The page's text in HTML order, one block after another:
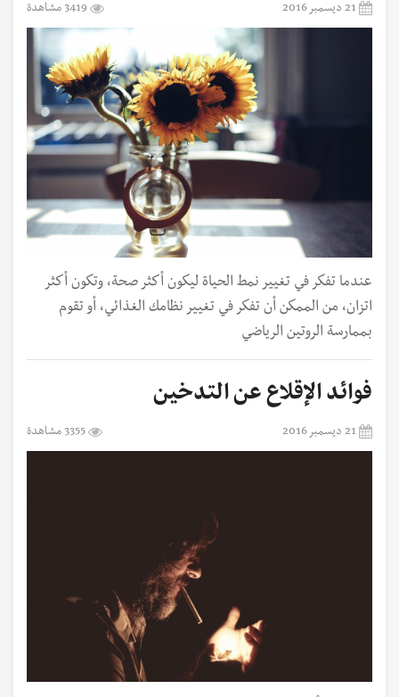
21 ديسمبر 2016 3419 مشاهدة
عندما تفكر في تغيير نمط الحياة ليكون أكثر صحة، وتكون أكثر
اتزان، من الممكن أن تفكر في تغيير نظامك الغذائي، أو تقوم
بممارسة الروتين الرياضي
فوائد الإقلاع عن التدخين
21 ديسمبر 2016 3355 مشاهدة